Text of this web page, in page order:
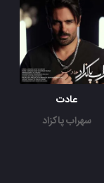
عادت
سهراب پاکزاد